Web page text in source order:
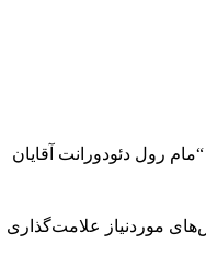
رول دئودورانت آقایان
موردنیاز علامت‌گذاری